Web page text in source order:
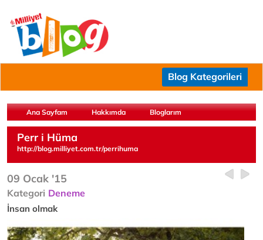
Blog Kategorileri
Ana Sayfam Hakkımda Bloglarım
Perr i Hüma
http://blog.milliyet.com.tr/perrihuma
09 Ocak '15
Kategori Deneme
İnsan olmak